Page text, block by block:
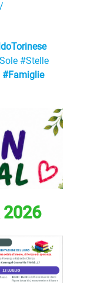
#Stelle
#Famiglie
2026